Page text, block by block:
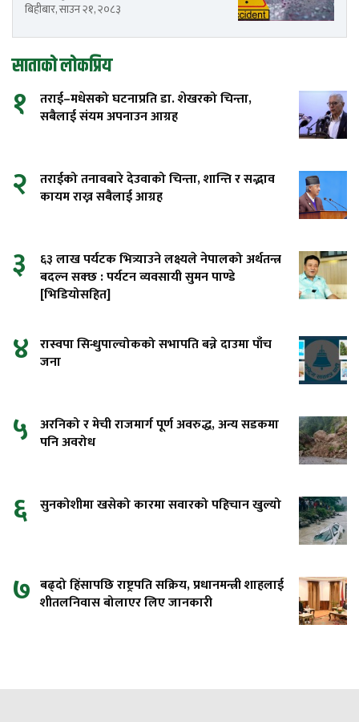
बिहीबार, साउन २१, २०८३
साताको लोकप्रिय
१
तराई–मधेसको घटनाप्रति डा. शेखरको चिन्ता,
सबैलाई संयम अपनाउन आग्रह
२
तराईको तनावबारे देउवाको चिन्ता, शान्ति र सद्भाव
कायम राख्न सबैलाई आग्रह
३
६३ लाख पर्यटक भित्र्याउने लक्ष्यले नेपालको अर्थतन्त्र
बदल्न सक्छ : पर्यटन व्यवसायी सुमन पाण्डे
[भिडियोसहित]
४ रास्वपा सिन्धुपाल्चोकको सभापति बन्ने दाउमा पाँच
जना
५ अरनिको र मेची राजमार्ग पूर्ण अवरुद्ध, अन्य सडकमा
पनि अवरोध
६ सुनकोशीमा खसेको कारमा सवारको पहिचान खुल्यो
७ बढ्दो हिंसापछि राष्ट्रपति सक्रिय, प्रधानमन्त्री शाहलाई
शीतलनिवास बोलाएर लिए जानकारी